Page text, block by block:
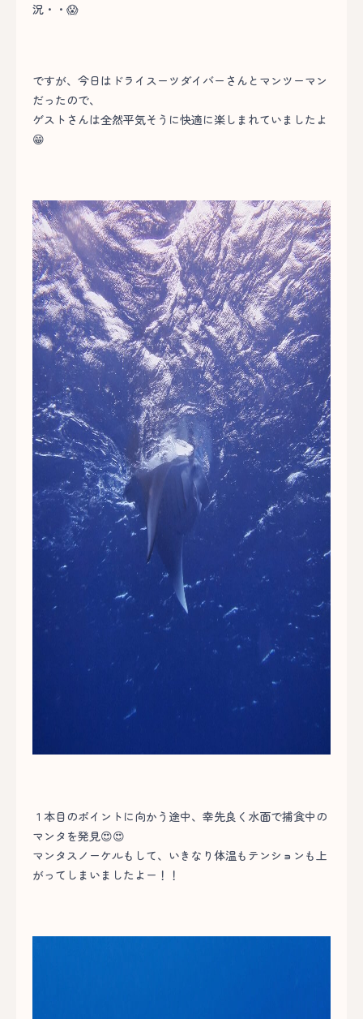
況・・😱
ですが、今日はドライスーツダイバーさんとマンツーマン
だったので、
ゲストさんは全然平気そうに快適に楽しまれていましたよ
😁
１本目のポイントに向かう途中、幸先良く水面で捕食中の
マンタを発見😍😍
マンタスノーケルもして、いきなり体温もテンションも上
がってしまいましたよー！！